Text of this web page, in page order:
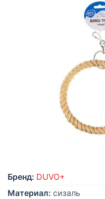
Бренд: DUVO+
Материал: сизаль